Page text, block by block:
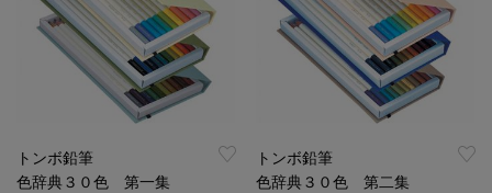
トンボ鉛筆
色辞典３０色 第一集
トンボ鉛筆
色辞典３０色 第二集